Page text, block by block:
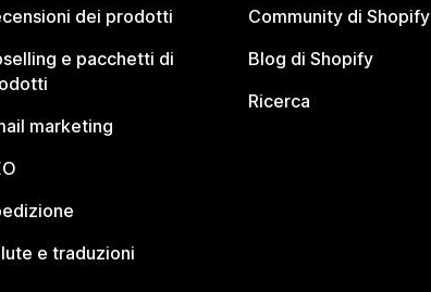
dei prodotti
e pacchetti di
marketing
e traduzioni
Community di Shopify
Blog di Shopify
Ricerca